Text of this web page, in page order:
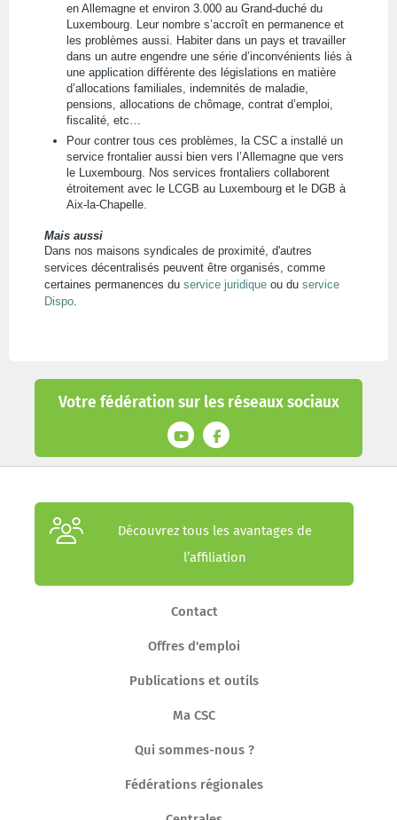
Votre fédération sur les réseaux sociaux
en Allemagne et environ 3.000 au Grand-duché du
Luxembourg. Leur nombre s’accroît en permanence et
les problèmes aussi. Habiter dans un pays et travailler
dans un autre engendre une série d’inconvénients liés à
une application différente des législations en matière
d’allocations familiales, indemnités de maladie,
pensions, allocations de chômage, contrat d’emploi,
fiscalité, etc…
Pour contrer tous ces problèmes, la CSC a installé un
service frontalier aussi bien vers l’Allemagne que vers
le Luxembourg. Nos services frontaliers collaborent
étroitement avec le LCGB au Luxembourg et le DGB à
Aix-la-Chapelle.
Mais aussi
Dans nos maisons syndicales de proximité, d'autres
services décentralisés peuvent être organisés, comme
certaines permanences du service juridique ou du service
Dispo
Découvrez tous les avantages de
l’affiliation
Contact
Offres d'emploi
Publications et outils
Ma CSC
Qui sommes-nous ?
Fédérations régionales